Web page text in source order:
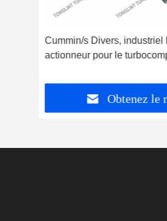
Cummin/s Divers, industriel
actionneur pour le
Obtenez le